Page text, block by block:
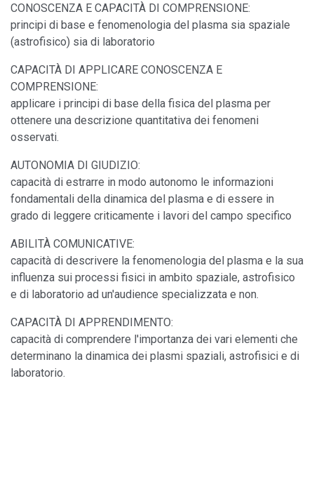
CONOSCENZA E CAPACITÀ DI COMPRENSIONE:
principi di base e fenomenologia del plasma sia spaziale
(astrofisico) sia di laboratorio
CAPACITÀ DI APPLICARE CONOSCENZA E
COMPRENSIONE:
applicare i principi di base della fisica del plasma per
ottenere una descrizione quantitativa dei fenomeni
osservati.
AUTONOMIA DI GIUDIZIO:
capacità di estrarre in modo autonomo le informazioni
fondamentali della dinamica del plasma e di essere in
grado di leggere criticamente i lavori del campo specifico
ABILITÀ COMUNICATIVE:
capacità di descrivere la fenomenologia del plasma e la sua
influenza sui processi fisici in ambito spaziale, astrofisico
e di laboratorio ad un'audience specializzata e non.
CAPACITÀ DI APPRENDIMENTO:
capacità di comprendere l'importanza dei vari elementi che
determinano la dinamica dei plasmi spaziali, astrofisici e di
laboratorio.